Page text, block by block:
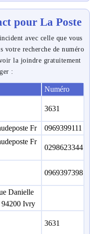
pour La Poste
avec celle que vous
votre recherche de numéro
la joindre gratuitement
:
Numéro
3631
Fr 0969399111
Fr
0298623344
0969397398
Danielle
94200 Ivry
3631